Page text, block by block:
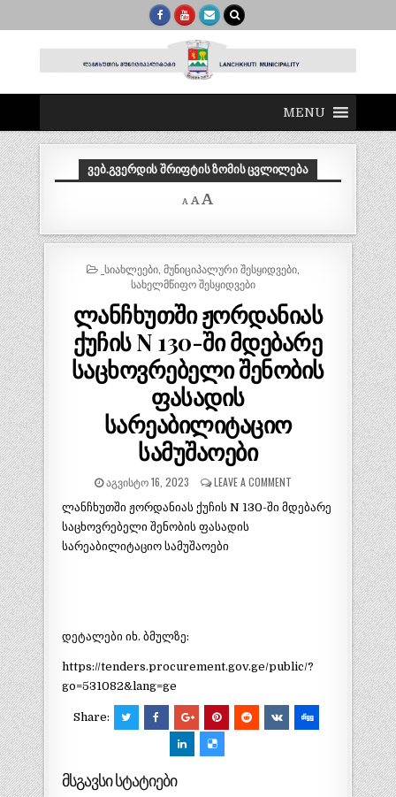
MENU
ᲕᲔᲑ.ᲒᲕᲔᲠᲓᲘᲡ ᲨᲠᲘᲤᲢᲘᲡ ᲖᲝᲛᲘᲡ ᲪᲕᲚᲘᲚᲔᲑᲐ
A
Decrease
font
A Reset
A
size.
POSTED
_ᲡᲘᲐᲮᲚᲔᲔᲑᲘ,ᲛᲣᲜᲘᲪᲘᲞᲐᲚᲣᲠᲘ ᲨᲔᲡᲧᲘᲓᲕᲔᲑᲘ,
ᲡᲐᲮᲔᲚᲛᲬᲘᲤᲝ ᲨᲔᲡᲧᲘᲓᲕᲔᲑᲘ
ლანჩხუთში ჟორდანიას
ქუჩის N 130-ში მდებარე
საცხოვრებელი შენობის
ფასადის
სარეაბილიტაციო
სამუშაოები
ᲐᲒᲕᲘᲡᲢᲝ 16, 2023 LEAVE A COMMENT
ლანჩხუთში ჟორდანიას ქუჩის N 130-ში მდებარე
საცხოვრებელი შენობის ფასადის
სარეაბილიტაციო სამუშაოები
დეტალები იხ. ბმულზე:
https://tenders.procurement.gov.ge/public/?
go=531082&lang=ge
Share:
მსგავსი სტატიები